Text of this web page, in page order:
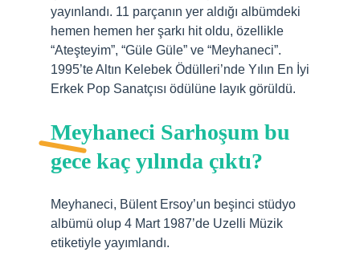
yayınlandı. 11 parçanın yer aldığı albümdeki
hemen hemen her şarkı hit oldu, özellikle
“Ateşteyim”, “Güle Güle” ve “Meyhaneci”.
1995’te Altın Kelebek Ödülleri’nde Yılın En İyi
Erkek Pop Sanatçısı ödülüne layık görüldü.
Meyhaneci Sarhoşum bu
gece kaç yılında çıktı?
Meyhaneci, Bülent Ersoy’un beşinci stüdyo
albümü olup 4 Mart 1987’de Uzelli Müzik
etiketiyle yayımlandı.